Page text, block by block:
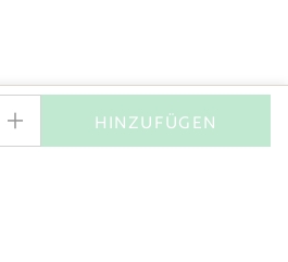
+ HINZUFÜGEN